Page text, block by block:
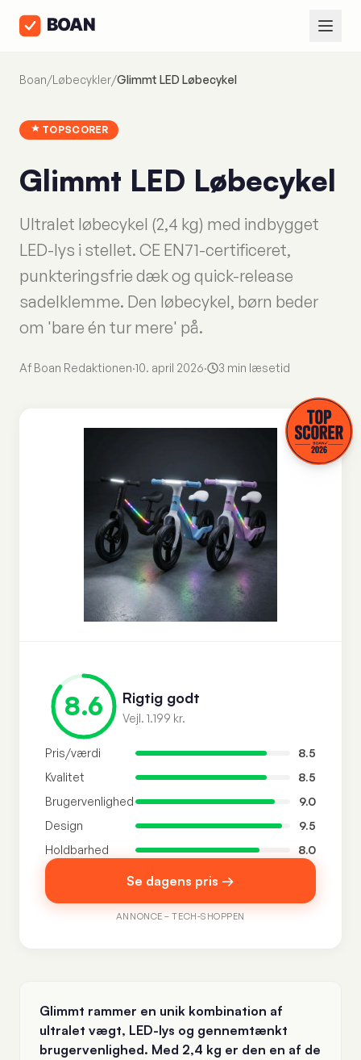
Boan/Løbecykler/Glimmt LED Løbecykel
TOPSCORER
Glimmt LED Løbecykel
Ultralet løbecykel (2,4 kg) med indbygget
LED-lys i stellet. CE EN71-certificeret,
punkteringsfrie dæk og quick-release
sadelklemme. Den løbecykel, børn beder
om 'bare én tur mere' på.
Af Boan Redaktionen·10. april 2026· 3 min læsetid
8.6 Rigtig godt
Vejl. 1.199 kr.
Pris/værdi
8.5
Kvalitet
8.5
Brugervenlighed
9.0
Design
9.5
Holdbarhed
8.0
Se dagens pris →
ANNONCE – TECH-SHOPPEN
Glimmt rammer en unik kombination af
ultralet vægt, LED-lys og gennemtænkt
brugervenlighed. Med 2,4 kg er den en af de